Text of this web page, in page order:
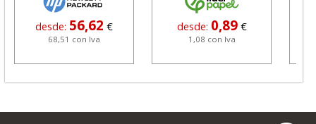
desde: 56,62 €
68,51 con Iva
desde: 0,89 €
1,08 con Iva